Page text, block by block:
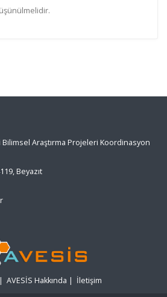
Araştırma Projeleri Koordinasyon
Beyazıt
| AVESİS Hakkında | İletişim